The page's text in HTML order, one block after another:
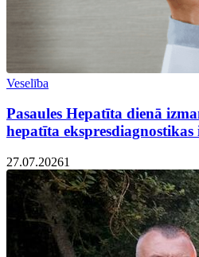
Veselība
Pasaules Hepatīta dienā
hepatīta ekspresdiagnostikas
27.07.20261